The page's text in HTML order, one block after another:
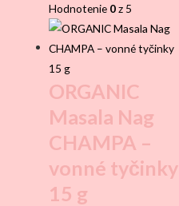
Hodnotenie 0z 5
ORGANIC
Masala Nag
CHAMPA –
vonné tyčinky
15 g